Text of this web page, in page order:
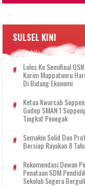
SULSEL KINI
Lolos Ke Semifinal
Karim Mappatunru
Di Bidang Ekonomi
Ketua Kwarcab
Gudep SMAN 1
Tingkat Penegak
Semakin Solid Dan
Bersiap Rayakan 8
Rekomendasi Dewan
Penataan SDM
Sekolah Segera